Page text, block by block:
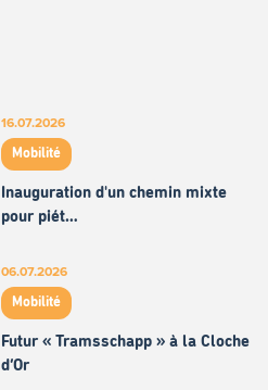
16.07.2026
Mobilité
Inauguration d'un chemin mixte
pour piét…
06.07.2026
Mobilité
Futur « Tramsschapp » à la Cloche
d’Or